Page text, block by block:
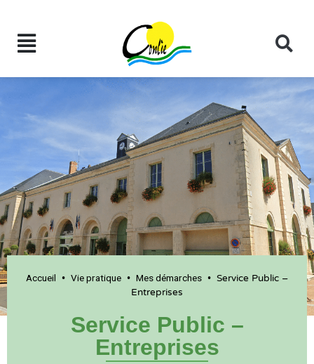
Accueil • Vie pratique • Mes démarches • Service Public –
Entreprises
Service Public –
Entreprises